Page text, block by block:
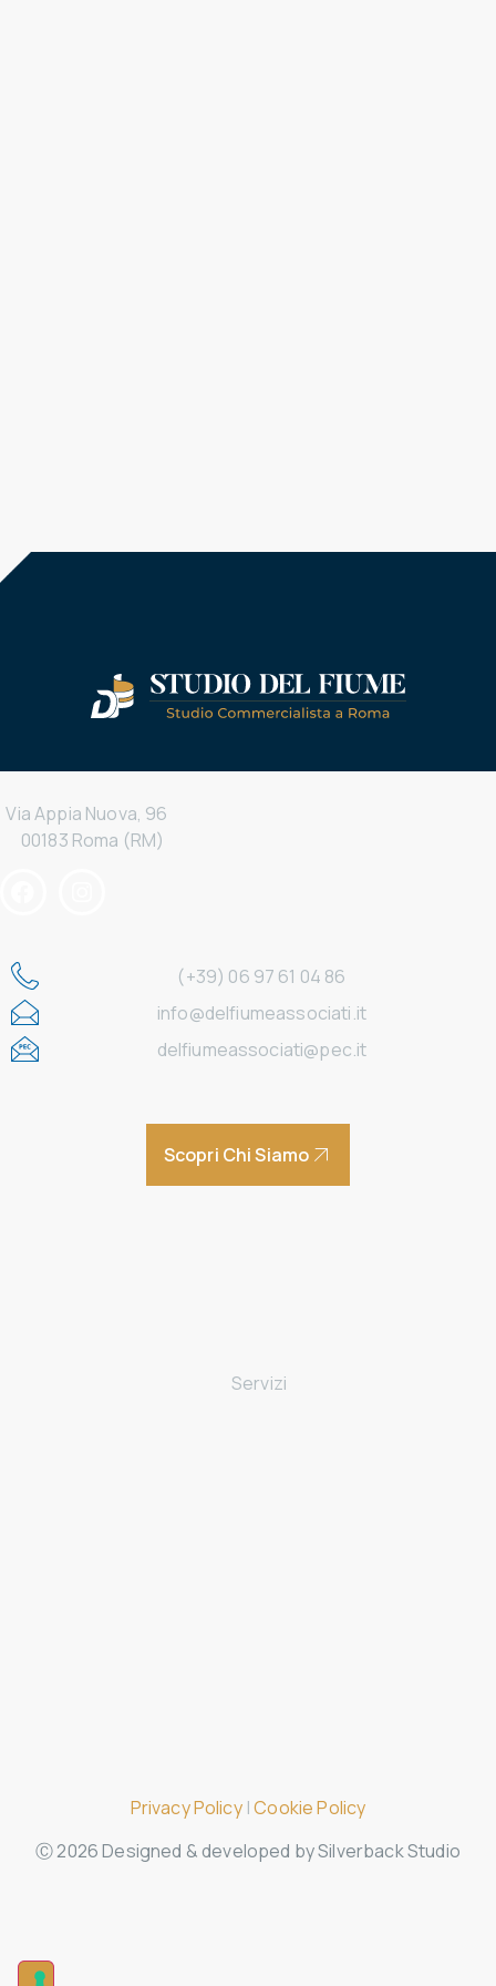
Via Appia Nuova, 96
00183 Roma (RM)
(+39) 06 97 61 04 86
info@delfiumeassociati.it
delfiumeassociati@pec.it
Scopri Chi Siamo
Servizi
Privacy Policy|Cookie Policy
Ⓒ 2026 Designed & developed by Silverback Studio